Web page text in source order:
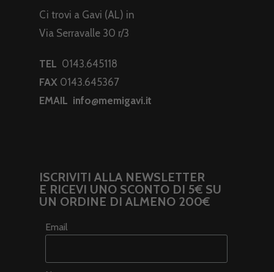
Ci trovi a Gavi (AL) in
Via Serravalle 30 r/3
TEL 0143.645118
FAX 0143.645367
EMAIL info@memigavi.it
ISCRIVITI ALLA NEWSLETTER
E RICEVI UNO SCONTO DI 5€ SU
UN ORDINE DI ALMENO 200€
Email